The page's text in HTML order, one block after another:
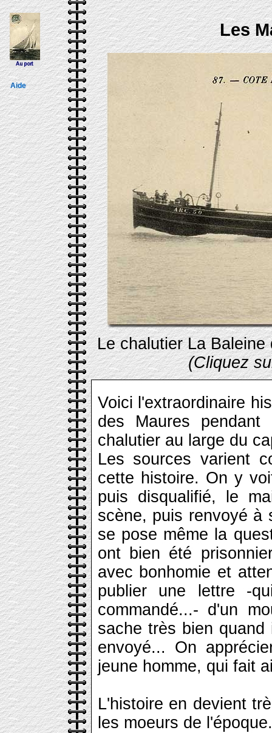
Aide
Les
Le chalutier La
(Cliquez
Voici l'extraordinaire
des Maures
chalutier au large du
Les sources varient
cette histoire. On y
puis disqualifié, le
scène, puis renvoyé à
se pose même la
ont bien été
avec bonhomie et
publier une lettre -
commandé...- d'un
sache très bien
envoyé... On
jeune homme, qui fait
L'histoire en devient
les moeurs de l'époque.